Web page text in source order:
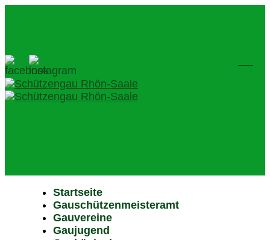
Startseite
Gauschützenmeisteramt
Gauvereine
Gaujugend